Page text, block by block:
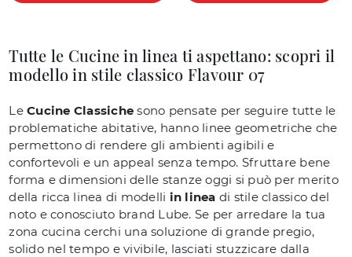
Tutte le Cucine in linea ti aspettano: scopri il
modello in stile classico Flavour 07
Le Cucine Classiche sono pensate per seguire tutte le
problematiche abitative, hanno linee geometriche che
permettono di rendere gli ambienti agibili e
confortevoli e un appeal senza tempo. Sfruttare bene
forma e dimensioni delle stanze oggi si può per merito
della ricca linea di modelli in linea di stile classico del
noto e conosciuto brand Lube. Se per arredare la tua
zona cucina cerchi una soluzione di grande pregio,
solido nel tempo e vivibile, lasciati stuzzicare dalla